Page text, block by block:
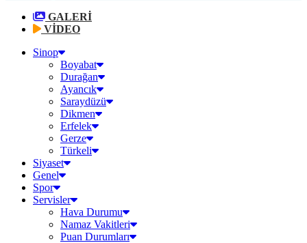
GALERİ
VİDEO
Sinop
Boyabat
Durağan
Ayancık
Saraydüzü
Dikmen
Erfelek
Gerze
Türkeli
Siyaset
Genel
Spor
Servisler
Hava Durumu
Namaz Vakitleri
Puan Durumları